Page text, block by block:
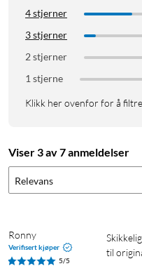
4 stjerner
3 stjerner
2 stjerner
1 stjerne
Klikk her ovenfor for å
Viser 3 av 7 anmeldelser
Relevans
Ronny
Verifisert kjøper
5/5
Skikkelig kvalitet følelse, utrolig billig i forhold
til